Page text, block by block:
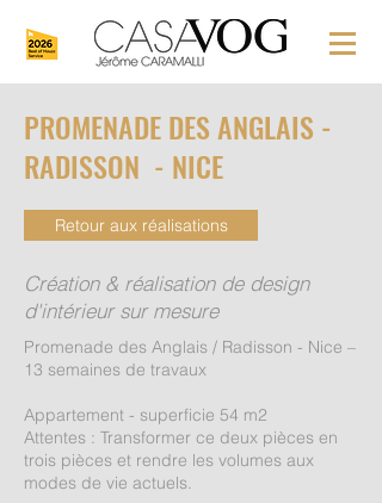
PROMENADE DES ANGLAIS -
RADISSON - NICE
Retour aux réalisations
Création & réalisation de design
d'intérieur sur mesure
Promenade des Anglais / Radisson - Nice –
13 semaines de travaux
Appartement - superficie 54 m2
Attentes : Transformer ce deux pièces en
trois pièces et rendre les volumes aux
modes de vie actuels.